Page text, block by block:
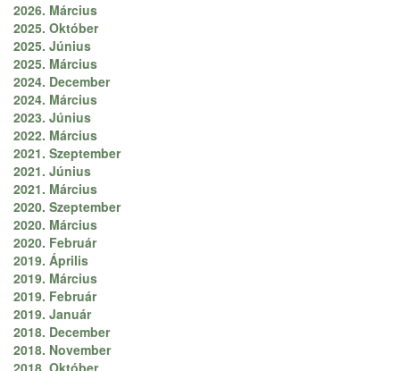
2026. Március
2025. Október
2025. Június
2025. Március
2024. December
2024. Március
2023. Június
2022. Március
2021. Szeptember
2021. Június
2021. Március
2020. Szeptember
2020. Március
2020. Február
2019. Április
2019. Március
2019. Február
2019. Január
2018. December
2018. November